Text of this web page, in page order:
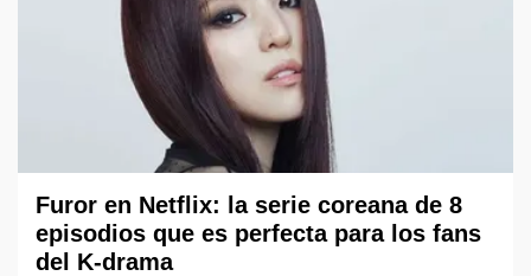
Furor en Netflix: la serie coreana de 8
episodios que es perfecta para los fans
del K-drama